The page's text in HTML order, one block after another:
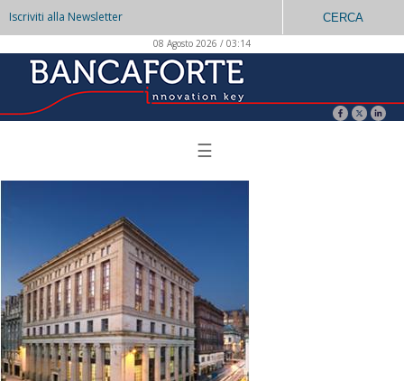
Iscriviti alla Newsletter CERCA
08 Agosto 2026 / 03:14
☰